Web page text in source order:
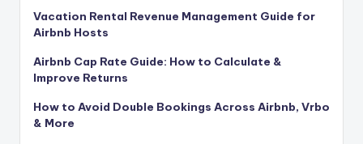
Vacation Rental Revenue Management Guide for
Airbnb Hosts
Airbnb Cap Rate Guide: How to Calculate &
Improve Returns
How to Avoid Double Bookings Across Airbnb, Vrbo
& More